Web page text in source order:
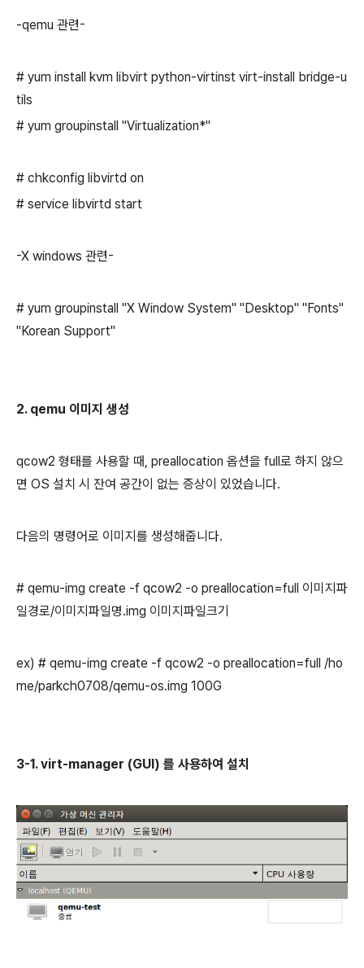
-qemu 관련-
# yum install kvm libvirt python-virtinst virt-install bridge-u
tils
# yum groupinstall "Virtualization*"
# chkconfig libvirtd on
# service libvirtd start
-X windows 관련-
# yum groupinstall "X Window System" "Desktop" "Fonts"
"Korean Support"
2. qemu 이미지 생성
qcow2 형태를 사용할 때, preallocation 옵션을 full로 하지 않으
면 OS 설치 시 잔여 공간이 없는 증상이 있었습니다.
다음의 명령어로 이미지를 생성해줍니다.
# qemu-img create -f qcow2 -o preallocation=full 이미지파
일경로/이미지파일명.img 이미지파일크기
ex) # qemu-img create -f qcow2 -o preallocation=full /ho
me/parkch0708/qemu-os.img 100G
3-1. virt-manager (GUI) 를 사용하여 설치